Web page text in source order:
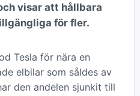
visar att hållbara
för fler.
Tesla för nära en
elbilar som såldes av
den andelen sjunkit till